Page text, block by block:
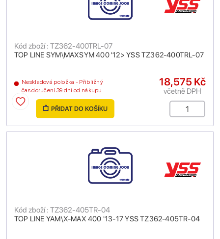
TOP LINE SYM\MAXSYM 400 '12> YSS TZ362-400TRL-07
Kód zboží : TZ362-400TRL-07
Neskladová položka - Přibližný
čas doručení 39 dní od nákupu
18,575 Kč
včetně DPH
PŘIDAT DO KOŠÍKU
TOP LINE YAM\X-MAX 400 '13-17 YSS TZ362-405TR-04
Kód zboží : TZ362-405TR-04